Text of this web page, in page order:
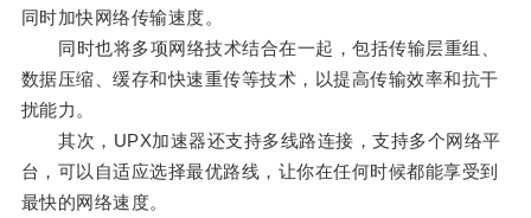
同时加快网络传输速度。
同时也将多项网络技术结合在一起，包括传输层重组、
数据压缩、缓存和快速重传等技术，以提高传输效率和抗干
扰能力。
其次，UPX加速器还支持多线路连接，支持多个网络平
台，可以自适应选择最优路线，让你在任何时候都能享受到
最快的网络速度。